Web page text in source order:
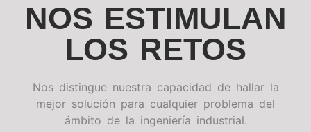
NOS ESTIMULAN
LOS RETOS
Nos distingue nuestra capacidad de hallar la
mejor solución para cualquier problema del
ámbito de la ingeniería industrial.